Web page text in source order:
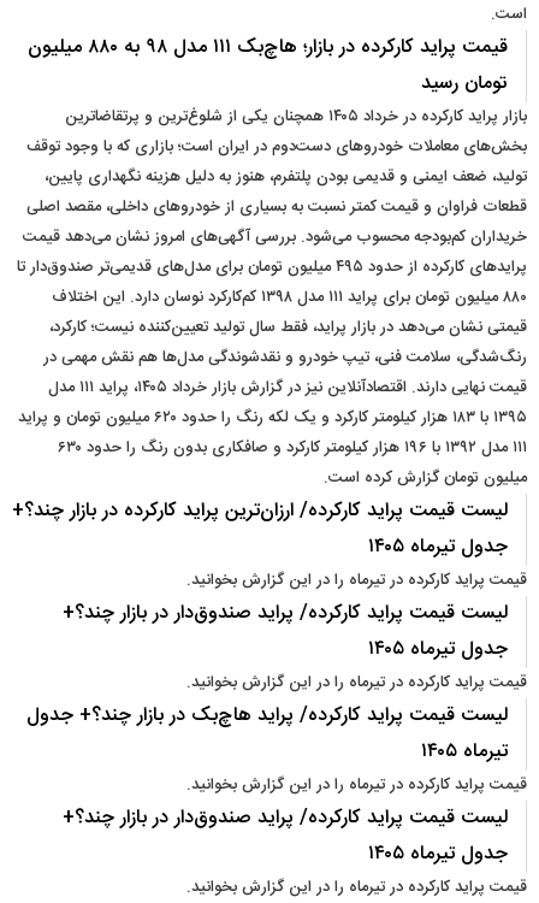
است.
قیمت پراید کارکرده در بازار؛ هاچ‌بک ۱۱۱ مدل ۹۸ به ۸۸۰ میلیون
تومان رسید
بازار پراید کارکرده در خرداد ۱۴۰۵ همچنان یکی از شلوغ‌ترین و پرتقاضاترین
بخش‌های معاملات خودروهای دست‌دوم در ایران است؛ بازاری که با وجود توقف
تولید، ضعف ایمنی و قدیمی بودن پلتفرم، هنوز به دلیل هزینه نگهداری پایین،
قطعات فراوان و قیمت کمتر نسبت به بسیاری از خودروهای داخلی، مقصد اصلی
خریداران کم‌بودجه محسوب می‌شود. بررسی آگهی‌های امروز نشان می‌دهد قیمت
پرایدهای کارکرده از حدود ۴۹۵ میلیون تومان برای مدل‌های قدیمی‌تر صندوق‌دار تا
۸۸۰ میلیون تومان برای پراید ۱۱۱ مدل ۱۳۹۸ کم‌کارکرد نوسان دارد. این اختلاف
قیمتی نشان می‌دهد در بازار پراید، فقط سال تولید تعیین‌کننده نیست؛ کارکرد،
رنگ‌شدگی، سلامت فنی، تیپ خودرو و نقدشوندگی مدل‌ها هم نقش مهمی در
قیمت نهایی دارند. اقتصادآنلاین نیز در گزارش بازار خرداد ۱۴۰۵، پراید ۱۱۱ مدل
۱۳۹۵ با ۱۸۳ هزار کیلومتر کارکرد و یک لکه رنگ را حدود ۶۲۰ میلیون تومان و پراید
۱۱۱ مدل ۱۳۹۲ با ۱۹۶ هزار کیلومتر کارکرد و صافکاری بدون رنگ را حدود ۶۳۰
میلیون تومان گزارش کرده است.
لیست قیمت پراید کارکرده/ ارزان‌ترین پراید کارکرده در بازار چند؟+
جدول تیرماه ۱۴۰۵
قیمت پراید کارکرده در تیرماه را در این گزارش بخوانید.
لیست قیمت پراید کارکرده/ پراید صندوق‌دار در بازار چند؟+
جدول تیرماه ۱۴۰۵
قیمت پراید کارکرده در تیرماه را در این گزارش بخوانید.
لیست قیمت پراید کارکرده/ پراید هاچ‌بک در بازار چند؟+ جدول
تیرماه ۱۴۰۵
قیمت پراید کارکرده در تیرماه را در این گزارش بخوانید.
لیست قیمت پراید کارکرده/ پراید صندوق‌دار در بازار چند؟+
جدول تیرماه ۱۴۰۵
قیمت پراید کارکرده در تیرماه را در این گزارش بخوانید.